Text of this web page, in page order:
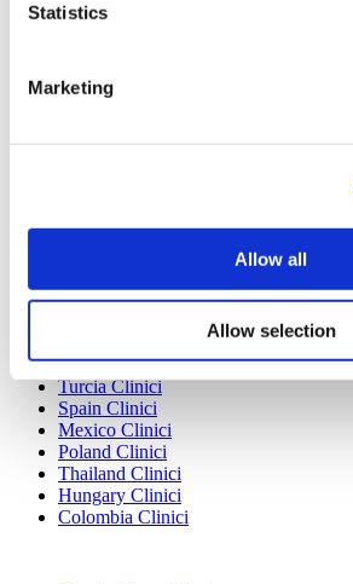
Statistics
Marketing
Allow all
Allow selection
Blog
Politica de anulare
Contactați-ne
Turcia Clinici
Spain Clinici
Mexico Clinici
Poland Clinici
Thailand Clinici
Hungary Clinici
Colombia Clinici